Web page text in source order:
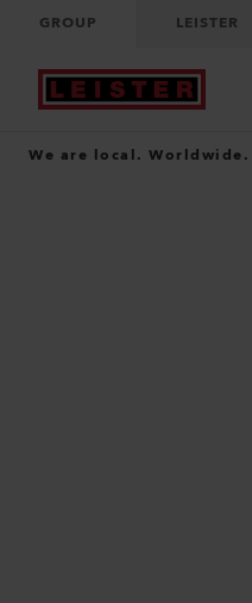
GROUP LEISTER
We are local. Worldwide.